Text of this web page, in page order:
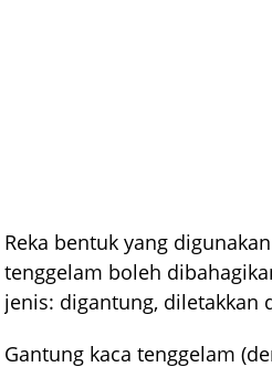
Reka bentuk yang
tenggelam boleh
jenis: digantung, diletakkan
Gantung kaca tenggelam